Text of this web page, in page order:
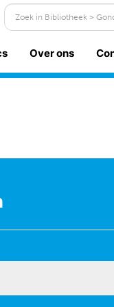
Over ons